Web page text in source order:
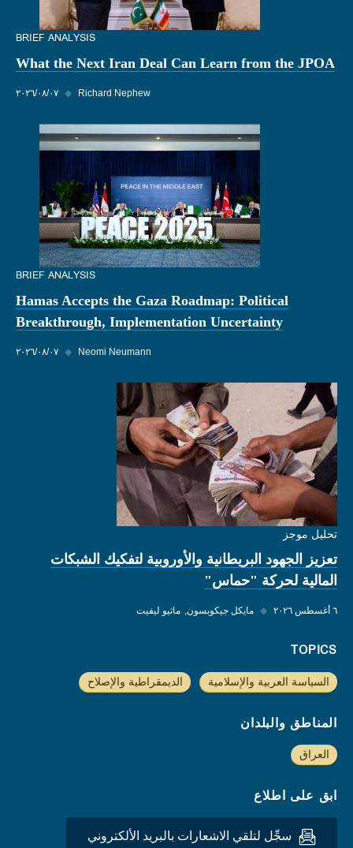
BRIEF ANALYSIS
What the Next Iran Deal Can Learn from the JPOA
٠٧‏/٠٨‏/٢٠٢٦ ◆ Richard Nephew
BRIEF ANALYSIS
Hamas Accepts the Gaza Roadmap: Political
Breakthrough, Implementation Uncertainty
٠٧‏/٠٨‏/٢٠٢٦ ◆ Neomi Neumann
تحليل موجز
تعزيز الجهود البريطانية والأوروبية لتفكيك الشبكات
المالية لحركة "حماس"
٦ أغسطس ٢٠٢٦ ◆ مايكل جيكوبسون ماثيو ليفيت
TOPICS
السياسة العربية والإسلامية الديمقراطية والإصلاح
المناطق والبلدان
العراق
ابق على اطلاع
سجِّل لتلقي الاشعارات بالبريد الألكتروني